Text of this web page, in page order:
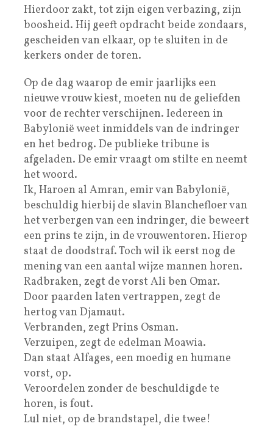
Hierdoor zakt, tot zijn eigen verbazing, zijn
boosheid. Hij geeft opdracht beide zondaars,
gescheiden van elkaar, op te sluiten in de
kerkers onder de toren.
Op de dag waarop de emir jaarlijks een
nieuwe vrouw kiest, moeten nu de geliefden
voor de rechter verschijnen. Iedereen in
Babylonië weet inmiddels van de indringer
en het bedrog. De publieke tribune is
afgeladen. De emir vraagt om stilte en neemt
het woord.
Ik, Haroen al Amran, emir van Babylonië,
beschuldig hierbij de slavin Blanchefloer van
het verbergen van een indringer, die beweert
een prins te zijn, in de vrouwentoren. Hierop
staat de doodstraf. Toch wil ik eerst nog de
mening van een aantal wijze mannen horen.
Radbraken, zegt de vorst Ali ben Omar.
Door paarden laten vertrappen, zegt de
hertog van Djamaut.
Verbranden, zegt Prins Osman.
Verzuipen, zegt de edelman Moawia.
Dan staat Alfages, een moedig en humane
vorst, op.
Veroordelen zonder de beschuldigde te
horen, is fout.
Lul niet, op de brandstapel, die twee!